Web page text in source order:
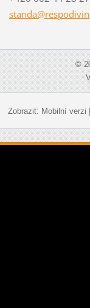
standa@respodivi
©
Zobrazit: Mobilní verzi